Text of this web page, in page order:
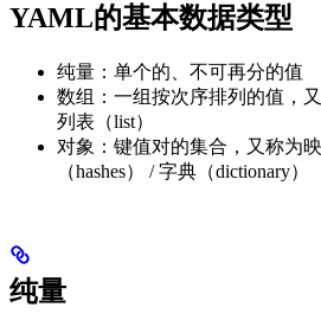
YAML的基本数据类型
纯量：单个的、不可再分的值
数组：一组按次序排列的值，
列表（list）
对象：键值对的集合，又称为
（hashes） / 字典（dictionary）
纯量